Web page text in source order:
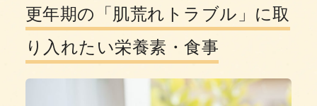
更年期の「肌荒れトラブル」に取
り入れたい栄養素・食事